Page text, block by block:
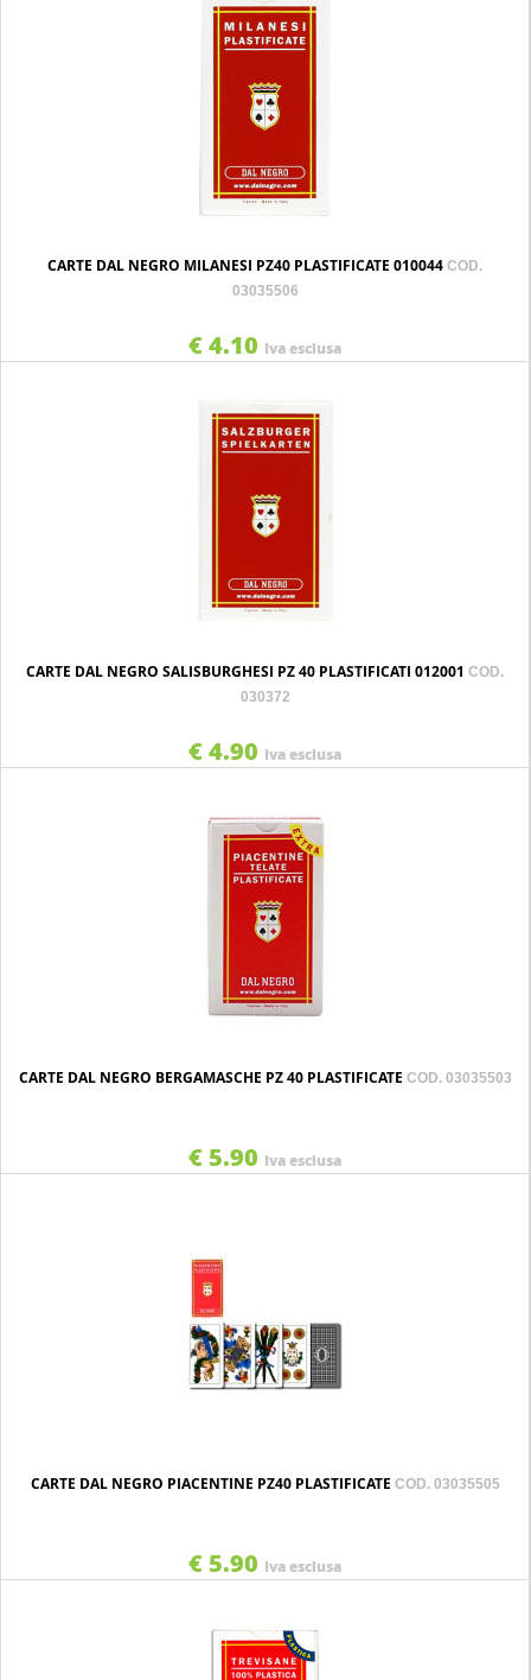
CARTE DAL NEGRO MILANESI PZ40 PLASTIFICATE 010044 COD.
03035506
€ 4.10 Iva esclusa
CARTE DAL NEGRO SALISBURGHESI PZ 40 PLASTIFICATI 012001 COD.
030372
€ 4.90 Iva esclusa
CARTE DAL NEGRO BERGAMASCHE PZ 40 PLASTIFICATE COD. 03035503
€ 5.90 Iva esclusa
CARTE DAL NEGRO PIACENTINE PZ40 PLASTIFICATE COD. 03035505
€ 5.90 Iva esclusa